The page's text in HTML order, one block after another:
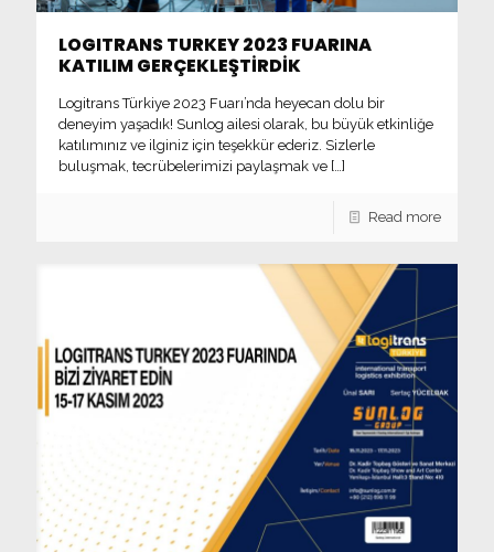
LOGITRANS TURKEY 2023 FUARINA
KATILIM GERÇEKLEŞTİRDİK
Logitrans Türkiye 2023 Fuarı’nda heyecan dolu bir
deneyim yaşadık! Sunlog ailesi olarak, bu büyük etkinliğe
katılımınız ve ilginiz için teşekkür ederiz. Sizlerle
buluşmak, tecrübelerimizi paylaşmak ve […]
Read more